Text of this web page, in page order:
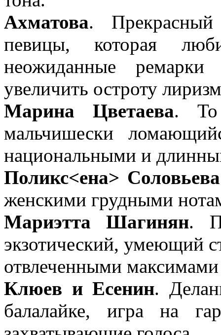
Ахматова.
певицы, которая
неожиданные
увеличить остроту
Марина Цветаева. То
мальчишески
национальными и
Поликс<ена> Соловьева
женскими грудными
Мариэтта Шагинян.
экзотический, умеющий
отвлеченными максимами
Клюев и Есенин.
балалайке, игра на